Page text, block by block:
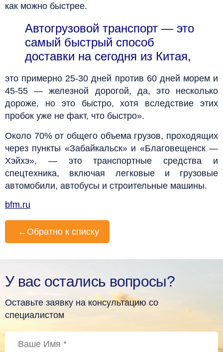
как можно быстрее.
Автогрузовой транспорт — это
самый быстрый способ
доставки на сегодня из Китая,
это примерно 25-30 дней против 60 дней морем и
45-55 — железной дорогой, да, это несколько
дороже, но это быстро, хотя вследствие этих
пробок уже не факт, что быстро».
Около 70% от общего объема грузов, проходящих
через пункты «Забайкальск» и «Благовещенск —
Хэйхэ», — это транспортные средства и
спецтехника, включая легковые и грузовые
автомобили, автобусы и строительные машины.
bfm.ru
← Обратно к списку
У вас остались вопросы?
Оставьте заявку на консультацию со
специалистом